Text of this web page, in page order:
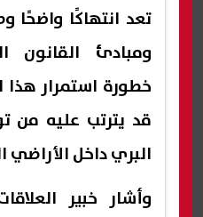
تعد انتهاكًا واضحًا
ومبادئ القانون
خطورة استمرار
قد يترتب عليه من
البري داخل الأراضي
وأشار خبير